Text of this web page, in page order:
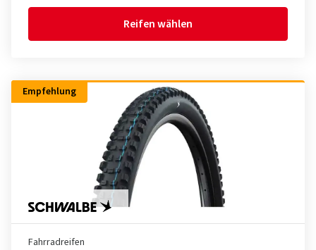
Reifen wählen
Empfehlung
Fahrradreifen